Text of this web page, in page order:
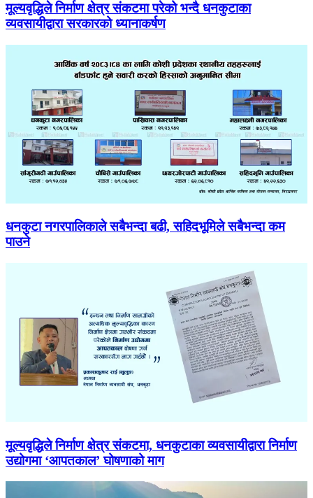
मूल्यवृद्धिले निर्माण क्षेत्र संकटमा परेको भन्दै धनकुटाका
व्यवसायीद्वारा सरकारको ध्यानाकर्षण
धनकुटा नगरपालिकाले सबैभन्दा बढी, सहिदभूमिले सबैभन्दा कम
पाउने
मूल्यवृद्धिले निर्माण क्षेत्र संकटमा, धनकुटाका व्यवसायीद्वारा निर्माण
उद्योगमा ‘आपतकाल’ घोषणाको माग